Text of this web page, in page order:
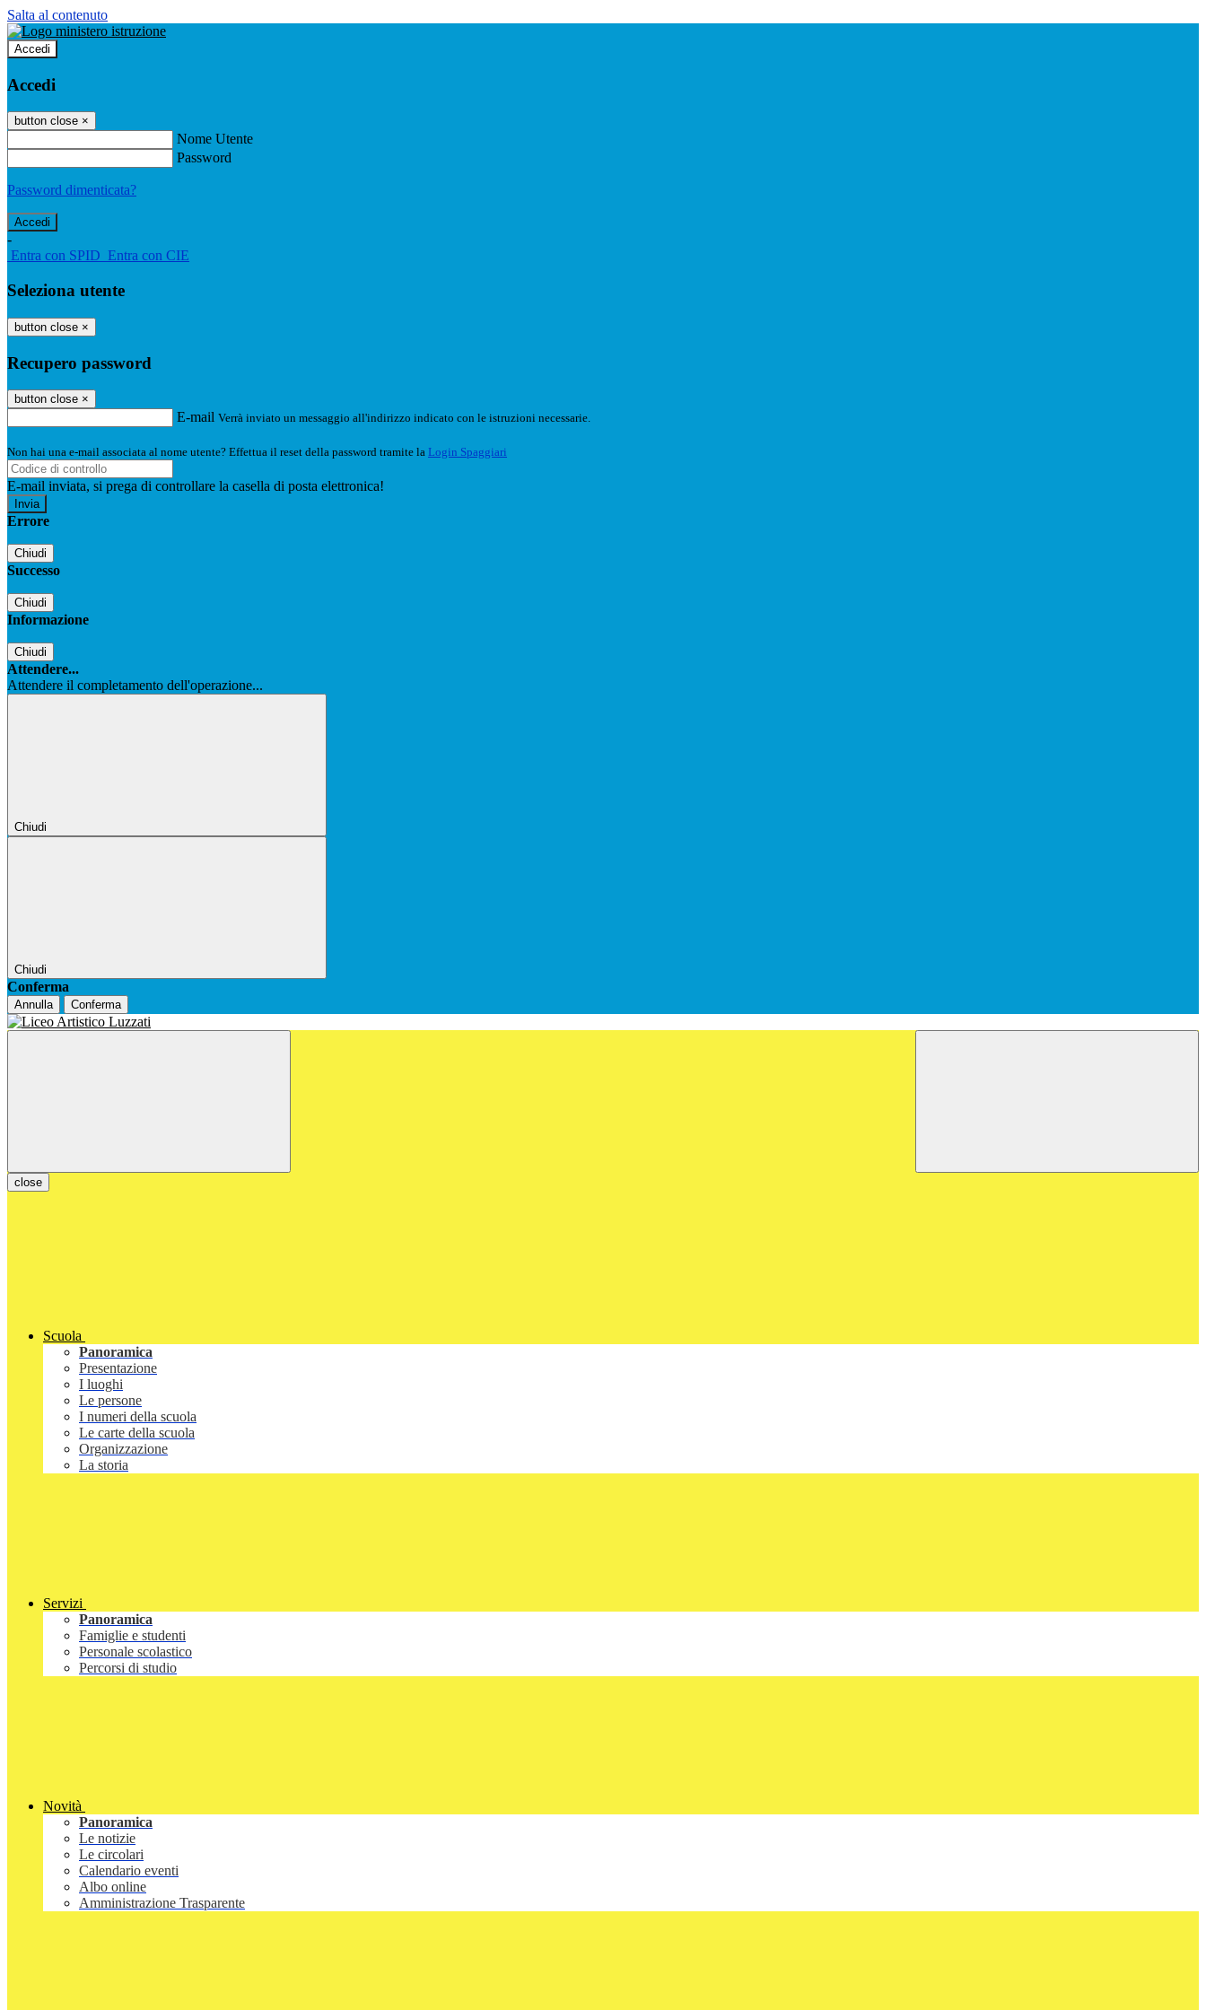
Salta al contenuto
Accedi
Accedi
button close ×
Nome Utente
Password
Password dimenticata?
-
Entra con SPID Entra con CIE
Seleziona utente
button close ×
Recupero password
button close ×
E-mail Verrà inviato un messaggio all'indirizzo indicato con le istruzioni necessarie.
Non hai una e-mail associata al nome utente? Effettua il reset della password tramite la Login Spaggiari
E-mail inviata, si prega di controllare la casella di posta elettronica!
Errore
Chiudi
Successo
Chiudi
Informazione
Chiudi
Attendere...
Attendere il completamento dell'operazione...
Chiudi
Chiudi
Conferma
Annulla Conferma
close
Scuola
Panoramica
Presentazione
I luoghi
Le persone
I numeri della scuola
Le carte della scuola
Organizzazione
La storia
Servizi
Panoramica
Famiglie e studenti
Personale scolastico
Percorsi di studio
Novità
Panoramica
Le notizie
Le circolari
Calendario eventi
Albo online
Amministrazione Trasparente